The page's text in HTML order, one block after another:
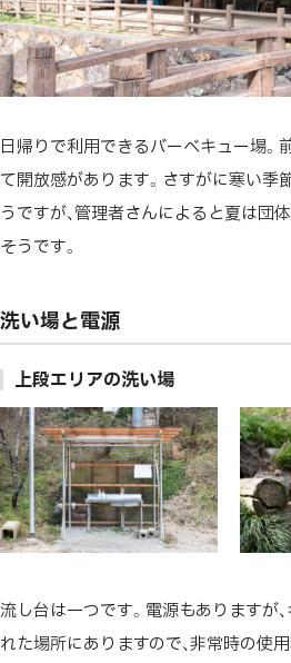
日帰りで利用できるバーベキュー場。
て開放感があります。さすがに寒い季
うですが、管理者さんによると夏は団
そうです。
洗い場と電源
上段エリアの洗い場
流し台は一つです。電源もありますが
れた場所にありますので、非常時の使